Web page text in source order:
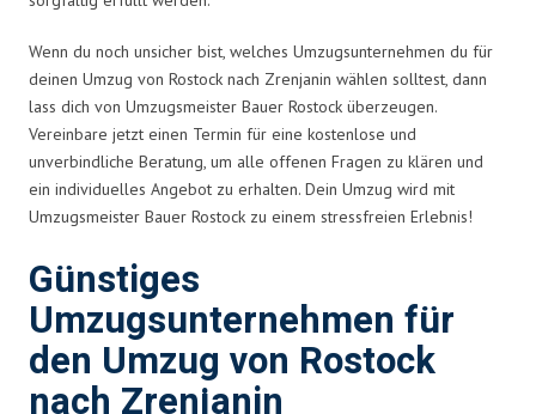
Wenn du noch unsicher bist, welches Umzugsunternehmen du für
deinen Umzug von Rostock nach Zrenjanin wählen solltest, dann
lass dich von Umzugsmeister Bauer Rostock überzeugen.
Vereinbare jetzt einen Termin für eine kostenlose und
unverbindliche Beratung, um alle offenen Fragen zu klären und
ein individuelles Angebot zu erhalten. Dein Umzug wird mit
Umzugsmeister Bauer Rostock zu einem stressfreien Erlebnis!
Günstiges
Umzugsunternehmen für
den Umzug von Rostock
nach Zrenjanin